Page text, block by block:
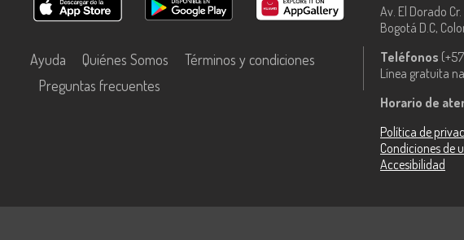
Ayuda Quiénes Somos
Términos y condiciones
Preguntas frecuentes
Av. El Dorado
Bogotá D.C,
Teléfonos
Línea gratuita
Horario de
Política de
Condiciones de
Accesibilidad